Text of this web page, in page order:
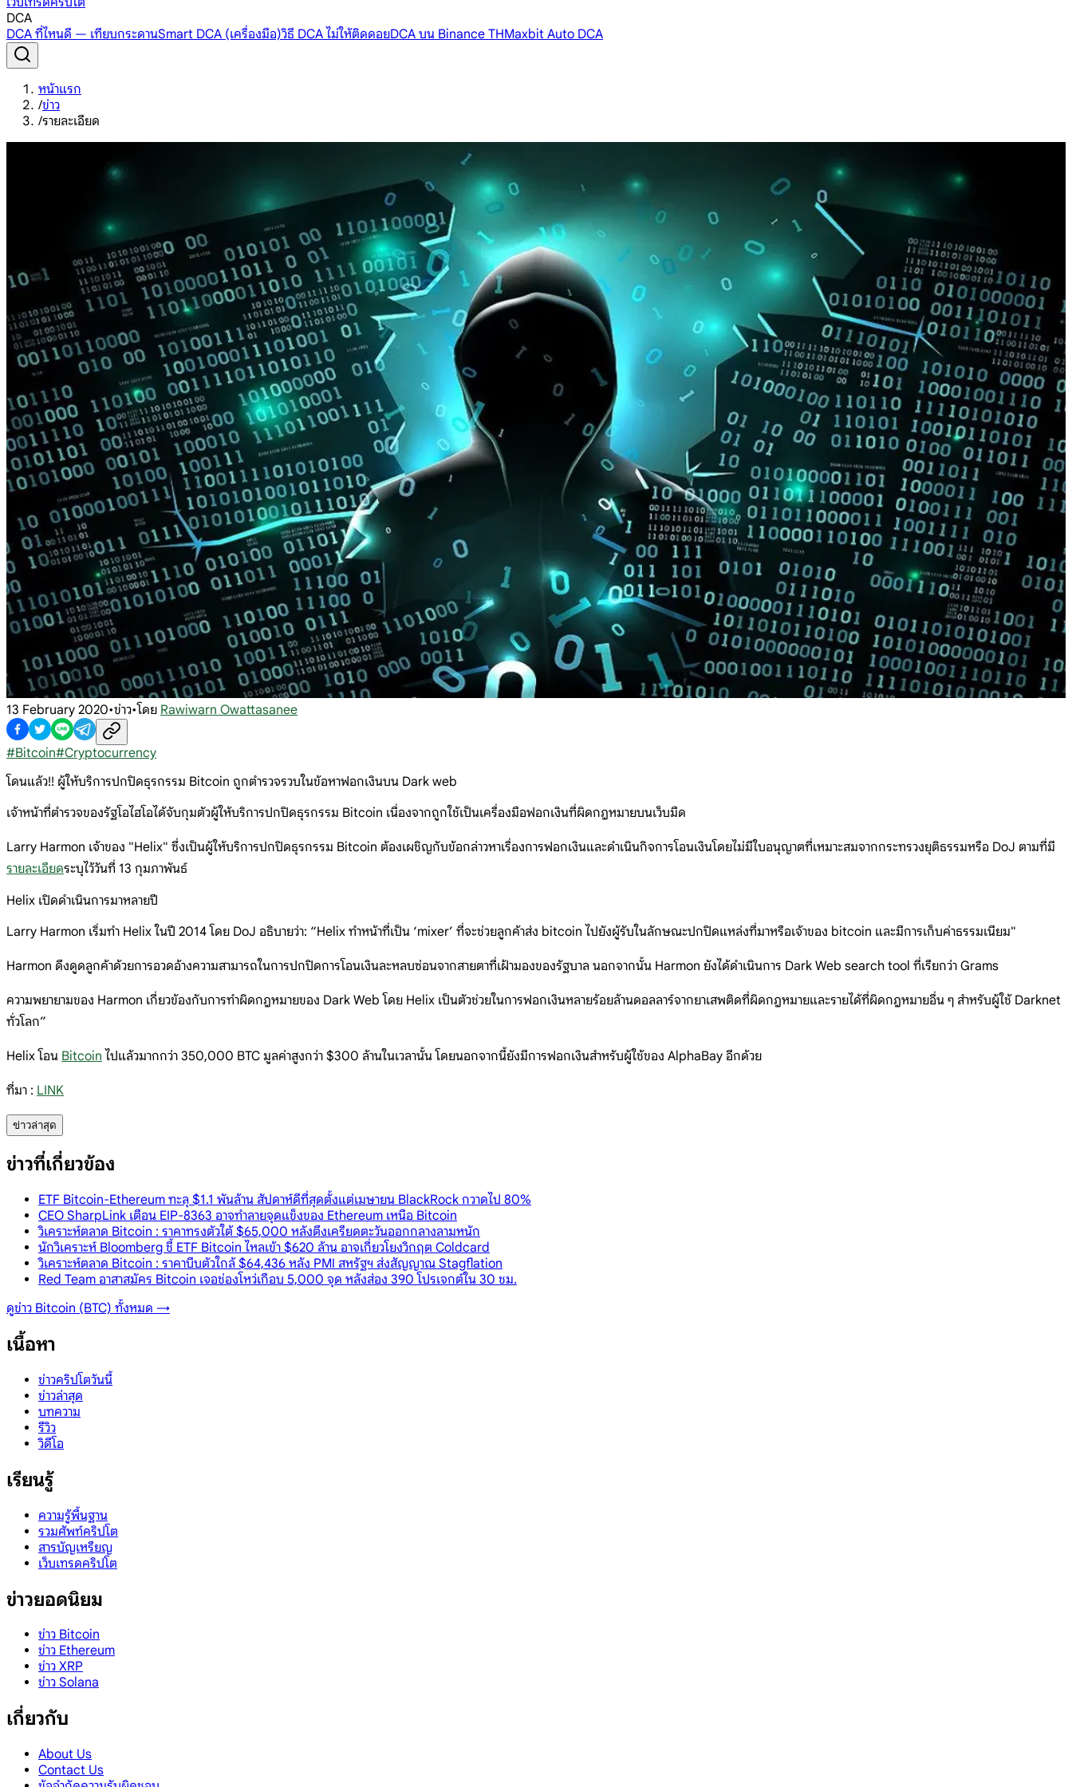
DCA
DCA ที่ไหนดี — เทียบกระดานSmart DCA (เครื่องมือ)วิธี DCA ไม่ให้ติดดอยDCA บน Binance THMaxbit Auto DCA
หน้าแรก
/ข่าว
/รายละเอียด
13 February 2020•ข่าว•โดย Rawiwarn Owattasanee
#Bitcoin#Cryptocurrency
โดนแล้ว!! ผู้ให้บริการปกปิดธุรกรรม Bitcoin ถูกตำรวจรวบในข้อหาฟอกเงินบน Dark web
เจ้าหน้าที่ตำรวจของรัฐโอไฮโอได้จับกุมตัวผู้ให้บริการปกปิดธุรกรรม Bitcoin เนื่องจากถูกใช้เป็นเครื่องมือฟอกเงินที่ผิดกฎหมายบนเว็บมืด
Larry Harmon เจ้าของ "Helix" ซึ่งเป็นผู้ให้บริการปกปิดธุรกรรม Bitcoin ต้องเผชิญกับข้อกล่าวหาเรื่องการฟอกเงินและดำเนินกิจการโอนเงินโดยไม่มีใบอนุญาตที่เหมาะสมจากกระทรวงยุติธรรมหรือ DoJ ตามที่มี
รายละเอียดระบุไว้วันที่ 13 กุมภาพันธ์
Helix เปิดดำเนินการมาหลายปี
Larry Harmon เริ่มทำ Helix ในปี 2014 โดย DoJ อธิบายว่า: “Helix ทำหน้าที่เป็น ‘mixer’ ที่จะช่วยลูกค้าส่ง bitcoin ไปยังผู้รับในลักษณะปกปิดแหล่งที่มาหรือเจ้าของ bitcoin และมีการเก็บค่าธรรมเนียม"
Harmon ดึงดูดลูกค้าด้วยการอวดอ้างความสามารถในการปกปิดการโอนเงินละหลบซ่อนจากสายตาที่เฝ้ามองของรัฐบาล นอกจากนั้น Harmon ยังได้ดำเนินการ Dark Web search tool ที่เรียกว่า Grams
ความพยายามของ Harmon เกี่ยวข้องกับการทำผิดกฎหมายของ Dark Web โดย Helix เป็นตัวช่วยในการฟอกเงินหลายร้อยล้านดอลลาร์จากยาเสพติดที่ผิดกฎหมายและรายได้ที่ผิดกฎหมายอื่น ๆ สำหรับผู้ใช้ Darknet
ทั่วโลก”
Helix โอน Bitcoin ไปแล้วมากกว่า 350,000 BTC มูลค่าสูงกว่า $300 ล้านในเวลานั้น โดยนอกจากนี้ยังมีการฟอกเงินสำหรับผู้ใช้ของ AlphaBay อีกด้วย
ที่มา : LINK
ข่าวล่าสุด
ข่าวที่เกี่ยวข้อง
ETF Bitcoin-Ethereum ทะลุ $1.1 พันล้าน สัปดาห์ดีที่สุดตั้งแต่เมษายน BlackRock กวาดไป 80%
CEO SharpLink เตือน EIP-8363 อาจทำลายจุดแข็งของ Ethereum เหนือ Bitcoin
วิเคราะห์ตลาด Bitcoin : ราคาทรงตัวใต้ $65,000 หลังตึงเครียดตะวันออกกลางลามหนัก
นักวิเคราะห์ Bloomberg ชี้ ETF Bitcoin ไหลเข้า $620 ล้าน อาจเกี่ยวโยงวิกฤต Coldcard
วิเคราะห์ตลาด Bitcoin : ราคาบีบตัวใกล้ $64,436 หลัง PMI สหรัฐฯ ส่งสัญญาณ Stagflation
Red Team อาสาสมัคร Bitcoin เจอช่องโหว่เกือบ 5,000 จุด หลังส่อง 390 โปรเจกต์ใน 30 ชม.
ดูข่าว Bitcoin (BTC) ทั้งหมด →
เนื้อหา
ข่าวคริปโตวันนี้
ข่าวล่าสุด
บทความ
รีวิว
วิดีโอ
เรียนรู้
ความรู้พื้นฐาน
รวมศัพท์คริปโต
สารบัญเหรียญ
เว็บเทรดคริปโต
ข่าวยอดนิยม
ข่าว Bitcoin
ข่าว Ethereum
ข่าว XRP
ข่าว Solana
เกี่ยวกับ
About Us
Contact Us